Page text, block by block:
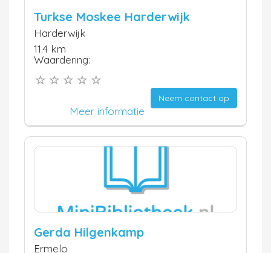
Turkse Moskee Harderwijk
Harderwijk
11.4 km
Waardering:
Neem contact op
Meer informatie
Gerda Hilgenkamp
Ermelo